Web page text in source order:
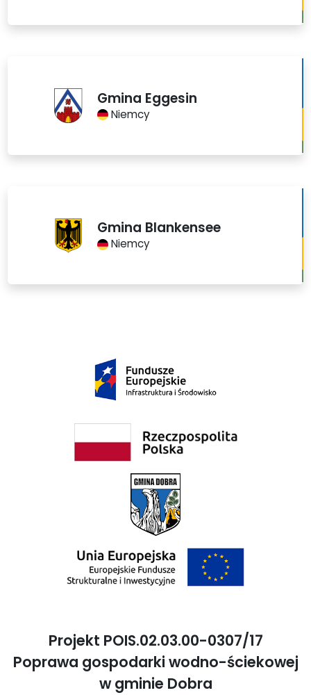
Gmina Eggesin
Niemcy
Gmina Blankensee
Niemcy
Projekt POIS.02.03.00-0307/17
Poprawa gospodarki wodno-ściekowej
w gminie Dobra